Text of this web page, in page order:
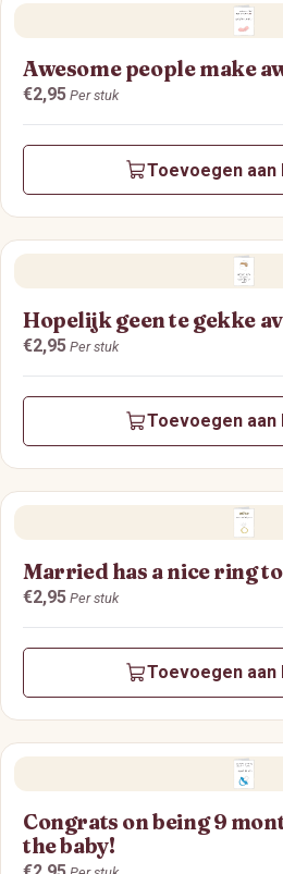
Awesome people make
Prijs:
€2,95 Per stuk
Toevoegen aan
Hopelijk geen te gekke
Prijs:
€2,95 Per stuk
Toevoegen aan
Married has a nice ring
Prijs:
€2,95 Per stuk
Toevoegen aan
Congrats on being 9
the baby!